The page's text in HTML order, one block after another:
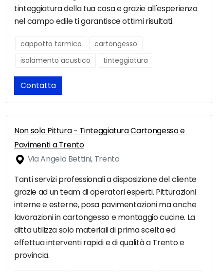
tinteggiatura della tua casa e grazie all'esperienza
nel campo edile ti garantisce ottimi risultati.
cappotto termico
cartongesso
isolamento acustico
tinteggiatura
Contatta
Non solo Pittura - Tinteggiatura Cartongesso e
Pavimenti a Trento
Via Angelo Bettini, Trento
Tanti servizi professionali a disposizione del cliente
grazie ad un team di operatori esperti. Pitturazioni
interne e esterne, posa pavimentazioni ma anche
lavorazioni in cartongesso e montaggio cucine. La
ditta utilizza solo materiali di prima scelta ed
effettua interventi rapidi e di qualità a Trento e
provincia.